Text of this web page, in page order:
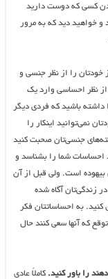
کسی که دوست دارید
و خواهید دید که به مرور
خودتان را از نظر جنسی و
نظر احساسی وارد یک
داشته باشید که فردی دیگر
نمی‌توانید اینکار را
جنسی‌تان صحبت کنید
احساسات شما را بشناسد و
است. ولی قبل از آن
زندگی‌تان آگاه شده
به احساساتتان فکر
که آنها سعی کنند حال
کاملاً عادی